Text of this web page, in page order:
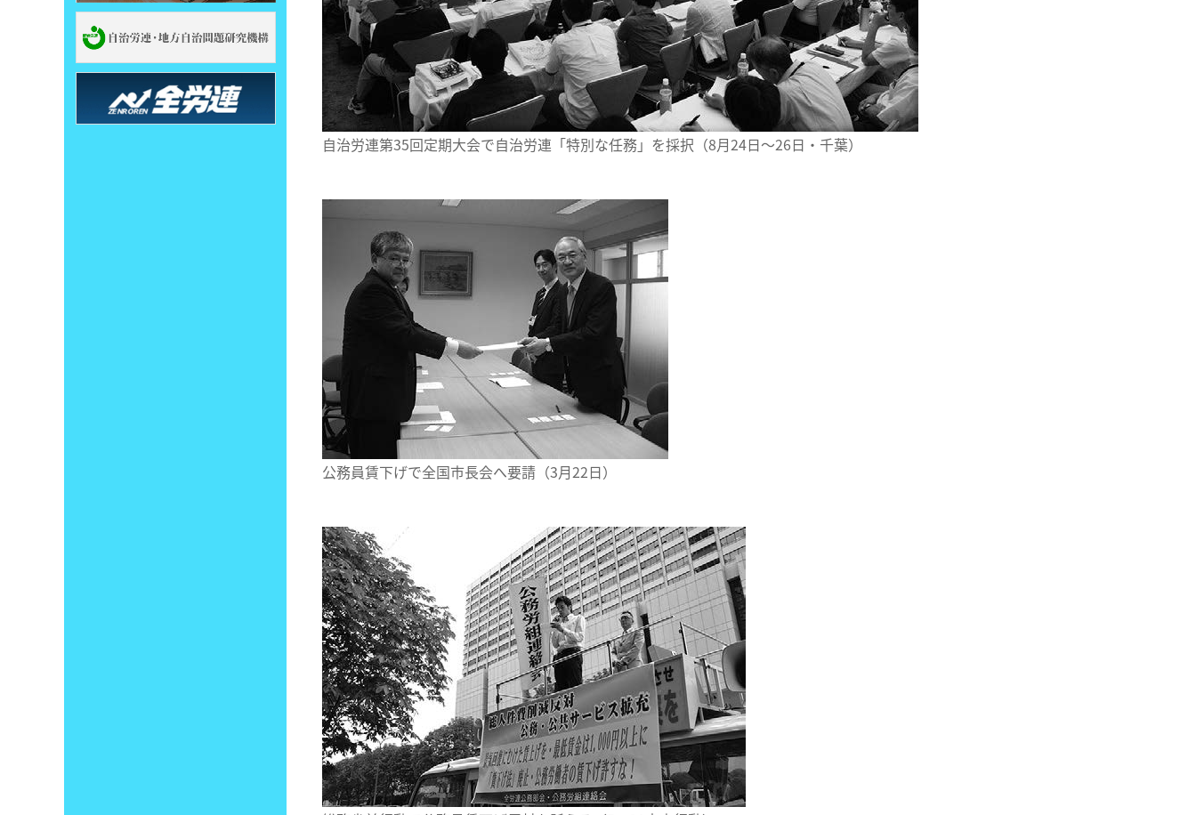
自治労連第35回定期大会で自治労連「特別な任務」を採択（8月24日～26日・千葉）
公務員賃下げで全国市長会へ要請（3月22日）